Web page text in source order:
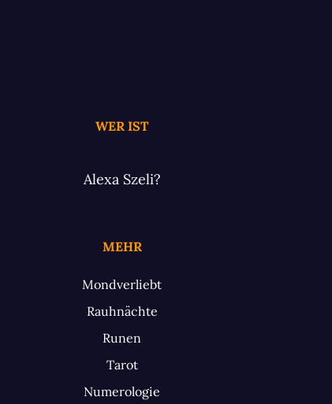
WER IST
Alexa Szeli?
MEHR
Mondverliebt
Rauhnächte
Runen
Tarot
Numerologie